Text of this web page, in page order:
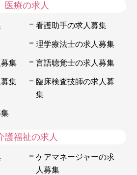
医療の求人
看護助手の求人募集
理学療法士の求人募集
集 言語聴覚士の求人募集
集
臨床検査技師の求人募
集
護福祉の求人
ケアマネージャーの求
人募集